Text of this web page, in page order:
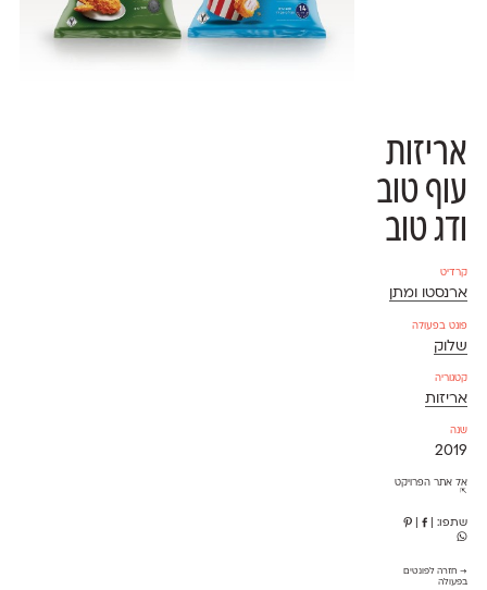
אריזות
עוף טוב
ודג טוב
קרדיט
ארנסטו ומתן
פונט בפעולה
שלוק
קטגוריה
אריזות
שנה
2019
אל אתר הפרויקט
⇱
שתפו: |
→ חזרה לפונטים
בפעולה